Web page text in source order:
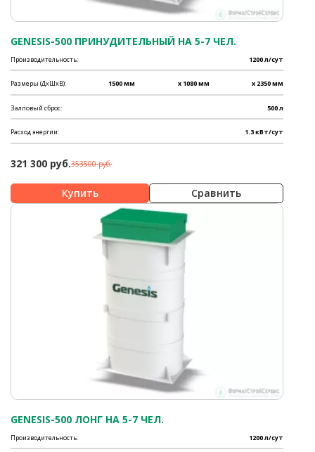
GENESIS-500 ПРИНУДИТЕЛЬНЫЙ НА 5-7 ЧЕЛ.
Производительность: 1200 л/сут
Размеры (ДхШхВ): 1500 мм x 1080 мм x 2350 мм
Залповый сброс: 500 л
Расход энергии: 1.3 кВт/сут
321 300 руб.353500 руб.
Сравнить
GENESIS-500 ЛОНГ НА 5-7 ЧЕЛ.
Производительность: 1200 л/сут